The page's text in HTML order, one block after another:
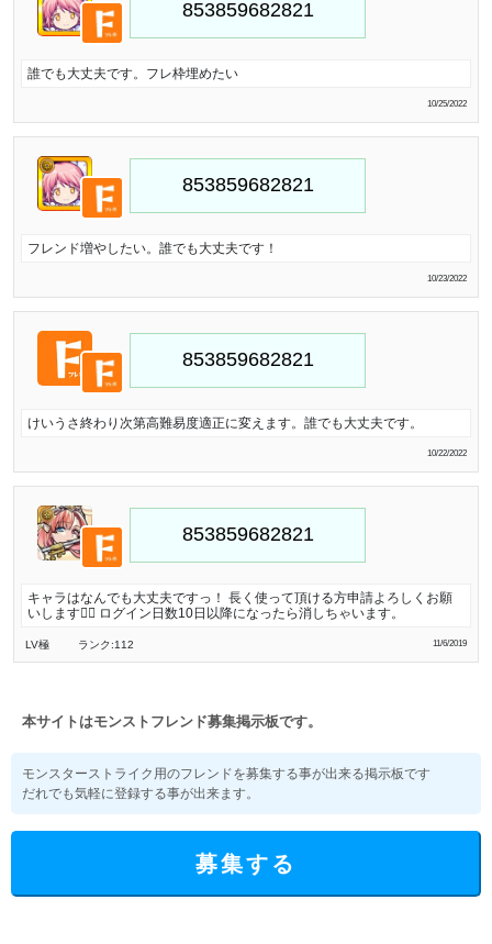
誰でも大丈夫です。フレ枠埋めたい
10/25/2022
フレンド増やしたい。誰でも大丈夫です！
10/23/2022
けいうさ終わり次第高難易度適正に変えます。誰でも大丈夫です。
10/22/2022
キャラはなんでも大丈夫ですっ！ 長く使って頂ける方申請よろしくお願
いします🙇‍♂️ ログイン日数10日以降になったら消しちゃいます。
LV極 ランク:112 11/6/2019
本サイトはモンストフレンド募集掲示板です。
モンスターストライク用のフレンドを募集する事が出来る掲示板です
だれでも気軽に登録する事が出来ます。
募集する